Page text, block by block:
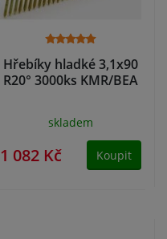
Hřebíky hladké 3,1x90
R20° 3000ks KMR/BEA
skladem
1 082 Kč Koupit